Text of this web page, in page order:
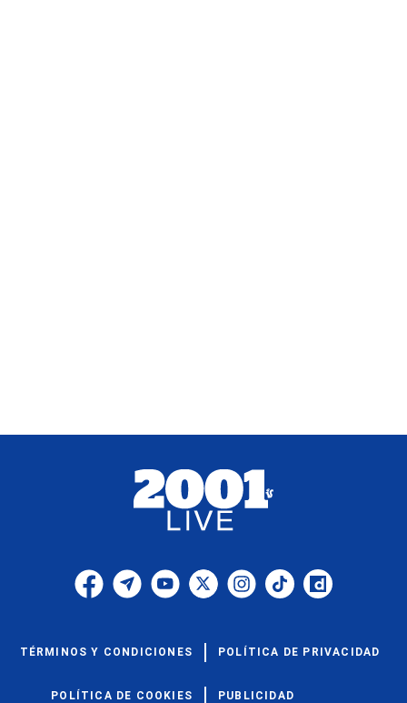
TÉRMINOS Y CONDICIONES POLÍTICA DE PRIVACIDAD
POLÍTICA DE COOKIES PUBLICIDAD